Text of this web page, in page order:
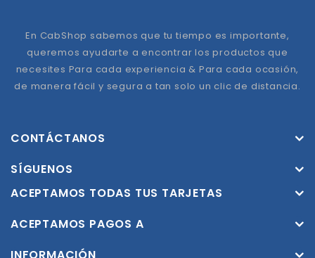
En CabShop sabemos que tu tiempo es importante,
queremos ayudarte a encontrar los productos que
necesites Para cada experiencia & Para cada ocasión,
de manera fácil y segura a tan solo un clic de distancia.
CONTÁCTANOS
SÍGUENOS
ACEPTAMOS TODAS TUS TARJETAS
ACEPTAMOS PAGOS A
INFORMACIÓN